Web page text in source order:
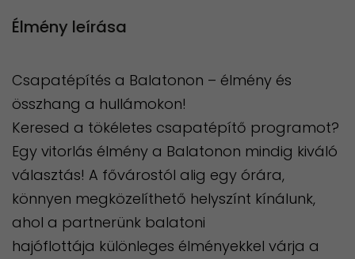
Élmény leírása
Csapatépítés a Balatonon – élmény és
összhang a hullámokon!
Keresed a tökéletes csapatépítő programot?
Egy vitorlás élmény a Balatonon mindig kiváló
választás! A fővárostól alig egy órára,
könnyen megközelíthető helyszínt kínálunk,
ahol a partnerünk balatoni
hajóflottája különleges élményekkel várja a